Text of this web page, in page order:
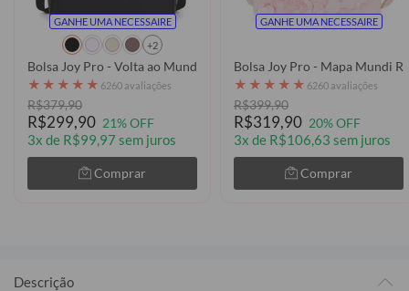
GANHE UMA NECESSAIRE
+2
Bolsa Joy Pro - Volta ao Mundo Manuscrita
★ ★ ★ ★ ★ 6260 avaliações
R$379,90
R$299,90 21% OFF
3x de R$99,97 sem juros
Comprar
GANHE UMA NECESSAIRE
Bolsa Joy Pro - Mapa Mundi
★ ★ ★ ★ ★ 6260 avaliações
R$399,90
R$319,90 20% OFF
3x de R$106,63 sem juros
Comprar
Descrição